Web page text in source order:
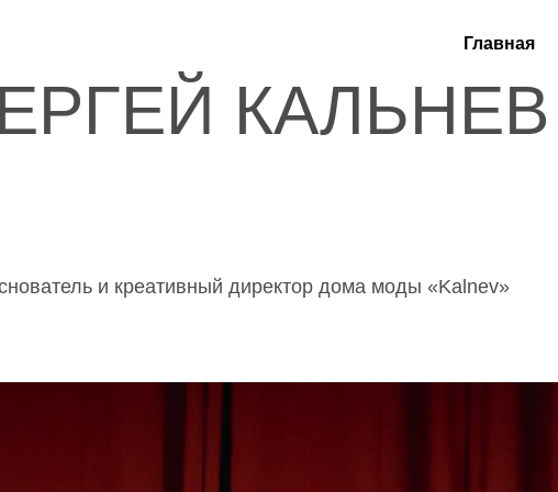
Главная
КАЛЬНЕВ
и креативный директор дома моды «Kalnev»